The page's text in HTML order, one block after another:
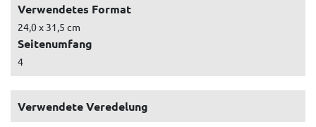
Verwendetes Format
24,0 x 31,5 cm
Seitenumfang
4
Verwendete Veredelung